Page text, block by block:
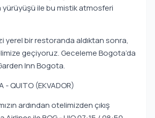
ile bu mistik atmosferi
yerel bir restoranda aldıktan sonra,
geçiyoruz. Geceleme Bogota’da
Inn Bogota.
- QUITO (EKVADOR)
ardından otelimizden çıkış